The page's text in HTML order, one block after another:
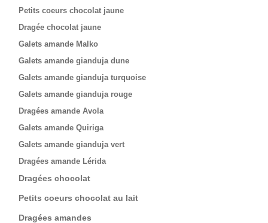
Petits coeurs chocolat jaune
Dragée chocolat jaune
Galets amande Malko
Galets amande gianduja dune
Galets amande gianduja turquoise
Galets amande gianduja rouge
Dragées amande Avola
Galets amande Quiriga
Galets amande gianduja vert
Dragées amande Lérida
Dragées chocolat
Petits coeurs chocolat au lait
Dragées amandes